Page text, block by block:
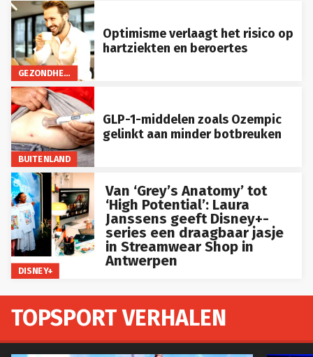
GEZONDHEID
Optimisme verlaagt het risico op
hartziekten en beroertes
BUITENLAND
GLP-1-middelen zoals Ozempic
gelinkt aan minder botbreuken
DISNEY+
Van ‘Grey’s Anatomy’ tot
‘High Potential’: Laura
Janssens geeft Disney+-
series een draagbaar jasje
in Streamwear Shop in
Antwerpen
TOPSPORT VERHALEN